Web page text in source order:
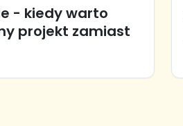
- kiedy warto
projekt zamiast